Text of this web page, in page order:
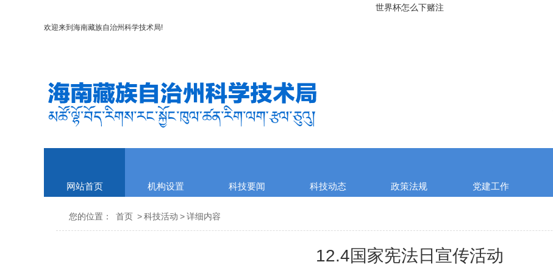
世界杯怎么下赌注
欢迎来到 海南藏族自治州科学技术局!
网站首页 机构设置 科技要闻 科技动态 政策法规 党建工作
您的位置： 首页 >科技活动 >详细内容
12.4国家宪法日宣传活动